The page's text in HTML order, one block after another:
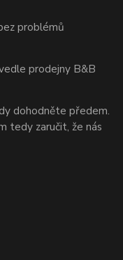
problémů
prodejny B&B
dohodněte předem.
tedy zaručit, že nás